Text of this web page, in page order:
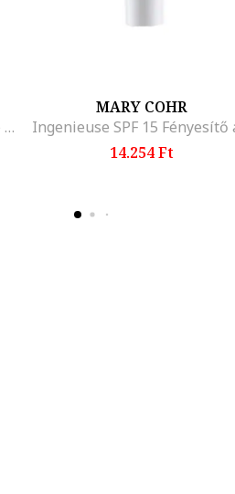
K-Ox EYES szemkörnyékápoló krém K-vitamin-oxiddal a sötét karikák elhalványítására, 15 ml
MARY COHR
14.254 Ft